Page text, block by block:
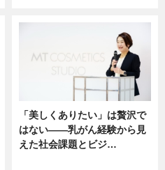
「美しくありたい」は贅沢で
はない――乳がん経験から見
えた社会課題とビジ…